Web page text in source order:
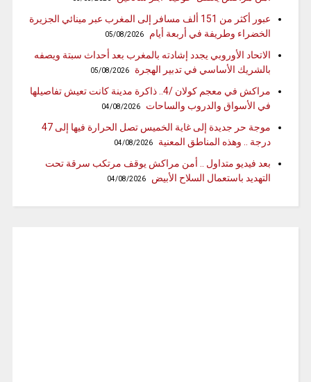
عبور أكثر من 151 ألف مسافر إلى المغرب عبر مينائي الجزيرة
الخضراء وطريفة في أربعة أيام
05/08/2026
الاتحاد الأوروبي يجدد إشادته بالمغرب بعد أحداث سبتة ويصفه
بالشريك الأساسي في تدبير الهجرة
05/08/2026
مراكش في معجم كولان /4.. ذاكرة مدينة كانت تعيش تفاصيلها
في الأسواق والدروب والساحات
04/08/2026
موجة حر جديدة إلى غاية الخميس تصل الحرارة فيها إلى 47
درجة .. وهذه المناطق المعنية
04/08/2026
بعد فيديو متداول .. أمن مراكش يوقف مرتكب سرقة تحت
التهديد باستعمال السلاح الأبيض
04/08/2026